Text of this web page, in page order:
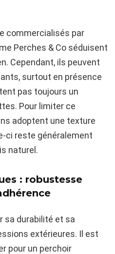
commercialisés par
Perches & Co séduisent
Cependant, ils peuvent
surtout en présence
pas toujours un
Pour limiter ce
adoptent une texture
ci reste généralement
naturel.
: robustesse
sa durabilité et sa
extérieures. Il est
pour un perchoir